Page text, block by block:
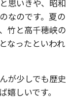
思いきや、昭和
なのです。夏の
竹と高千穂峡の
なったといわれ
が少しでも歴史
しいです。